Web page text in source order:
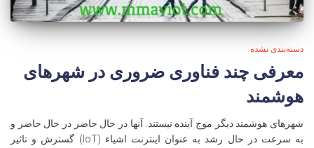
دسته‌بندی نشده
معرفی چند فناوری ضروری در شهرهای
هوشمند
شهرهای هوشمند دیگر موج آینده نیستند. آنها در حال حاضر در حال حاضر و
به سرعت در حال رشد به عنوان اینترنت اشیاء (IoT) گسترش و تاثیر